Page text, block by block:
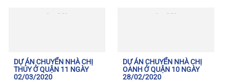
DỰ ÁN CHUYỂN NHÀ CHỊ
THỦY Ở QUẬN 11 NGÀY
02/03/2020
DỰ ÁN CHUYỂN NHÀ CHỊ
OANH Ở QUẬN 10 NGÀY
28/02/2020